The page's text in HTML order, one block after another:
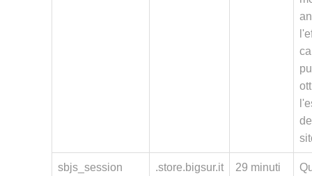
sbjs_session .store.bigsur.it
29 minuti